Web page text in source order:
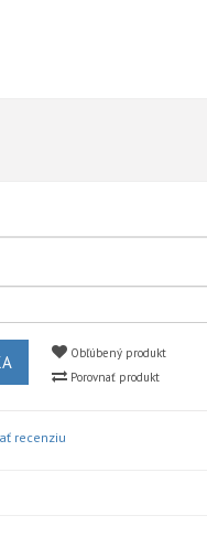
Obľúbený produkt
Porovnať produkt
recenziu